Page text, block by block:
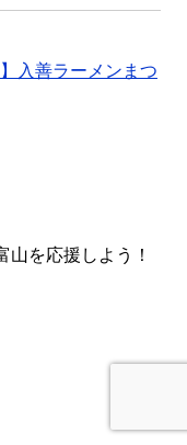
入善ラーメンまつ
を応援しよう！